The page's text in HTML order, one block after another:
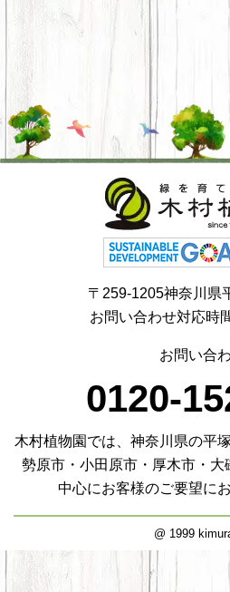
〒259-1205神奈川県
お問い合わせ対応時
お問い合
0120-
木村植物園では、神奈川県の平
勢原市・小田原市・厚木市・
中心にお客様のご要望に
@ 1999